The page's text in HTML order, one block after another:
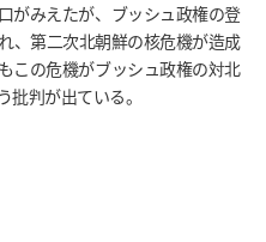
がみえたが、ブッシュ政権の登
、第二次北朝鮮の核危機が造成
この危機がブッシュ政権の対北
判が出ている。